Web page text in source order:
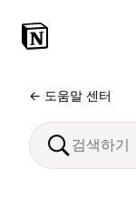
← 도움말 센터